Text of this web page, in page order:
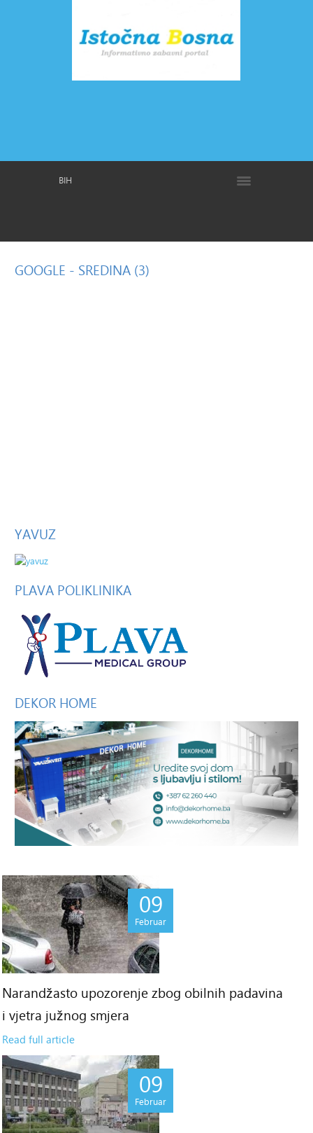
BIH
GOOGLE - SREDINA (3)
YAVUZ
PLAVA POLIKLINIKA
DEKOR HOME
09
Februar
Narandžasto upozorenje zbog obilnih padavina
i vjetra južnog smjera
Read full article
09
Februar